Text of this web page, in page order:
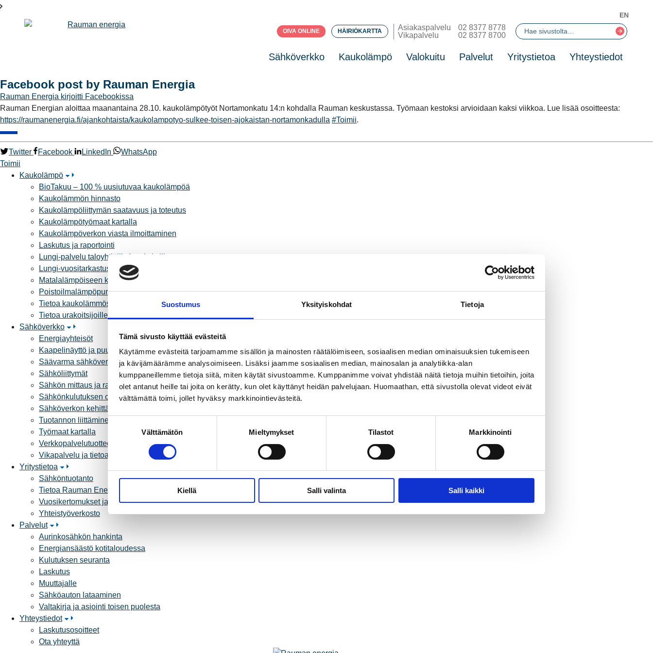
Suostumus Yksityiskohdat Tietoja
Tämä sivusto käyttää evästeitä
Käytämme evästeitä tarjoamamme sisällön ja mainosten räätälöimiseen, sosiaalisen median ominaisuuksien tukemiseen
ja kävijämäärämme analysoimiseen. Lisäksi jaamme sosiaalisen median, mainosalan ja analytiikka-alan
kumppaneillemme tietoja siitä, miten käytät sivustoamme. Kumppanimme voivat yhdistää näitä tietoja muihin tietoihin, joita
olet antanut heille tai joita on kerätty, kun olet käyttänyt heidän palvelujaan. Huomaathan, että sivustolla olevat videot eivät
välttämättä toimi, jollet hyväksy markkinointievästeitä.
S
o
s
m
u
k
e
n
v
i
n
Välttämätön Mieltymykset Tilastot Markkinointi
Kiellä Salli valinta Salli kaikki
OIVA ONLINE HÄIRIÖKARTTA Asiakaspalvelu
02 8377 8778
Vikapalvelu
02 8377 8700
Sähköverkko Kaukolämpö Valokuitu Palvelut Yritystietoa Yhteystiedot
EN
Facebook post by Rauman Energia
Rauman Energia kirjoitti Facebookissa
Rauman Energian aloittaa maanantaina 28.10. kaukolämpötyöt Nortamonkatu 14:n kohdalla Rauman keskustassa. Työmaan kestoksi arvioidaan kaksi viikkoa. Lue lisää osoitteesta:
https://raumanenergia.fi/ajankohtaista/kaukolampotyo-sulkee-toisen-ajokaistan-nortamonkadulla #Toimii.
Twitter Facebook LinkedIn
WhatsApp
Toimii
Kaukolämpö
BioTakuu – 100 % uusiutuvaa kaukolämpöä
Kaukolämmön hinnasto
Kaukolämpöliittymän saatavuus ja toteutus
Kaukolämpötyömaat kartalla
Kaukolämpöverkon viasta ilmoittaminen
Laskutus ja raportointi
Lungi-palvelu taloyhtiöille ja yrityksille
Lungi-vuositarkastus kuluttajille
Matalalämpöiseen kaukolämpöön siirtyminen
Poistoilmalämpöpumppu kaukolämpötaloon
Tietoa kaukolämmöstä
Tietoa urakoitsijoille
Sähköverkko
Energiayhteisöt
Kaapelinäyttö ja puunkaatoapu
Säävarma sähköverkko
Sähköliittymät
Sähkön mittaus ja raportointi
Sähkönkulutuksen ohjaus kiinteistössä
Sähköverkon kehittämissuunnitelma
Tuotannon liittäminen verkkoon
Työmaat kartalla
Verkkopalvelutuotteet ja hinnastot
Vikapalvelu ja tietoa jakeluhäiriöistä
Yritystietoa
Sähköntuotanto
Tietoa Rauman Energiasta
Vuosikertomukset ja asiakaslehti
Yhteistyöverkosto
Palvelut
Aurinkosähkön hankinta
Energiansäästö kotitaloudessa
Kulutuksen seuranta
Laskutus
Muuttajalle
Sähköauton lataaminen
Valtakirja ja asiointi toisen puolesta
Yhteystiedot
Laskutusosoitteet
Ota yhteyttä